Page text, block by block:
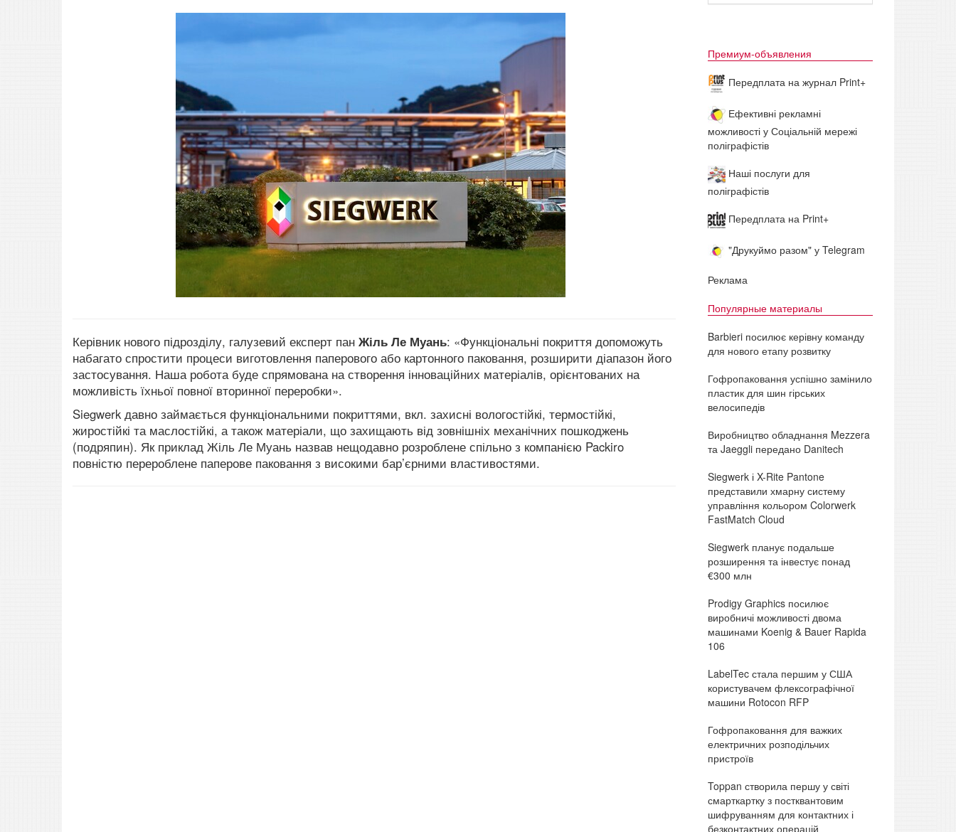
Керівник нового підрозділу, галузевий експерт пан Жіль Ле Муань: «Функціональні покриття допоможуть
набагато спростити процеси виготовлення паперового або картонного паковання, розширити діапазон його
застосування. Наша робота буде спрямована на створення інноваційних матеріалів, орієнтованих на
можливість їхньої повної вторинної переробки».
Siegwerk давно займається функціональними покриттями, вкл. захисні вологостійкі, термостійкі,
жиростійкі та маслостійкі, а також матеріали, що захищають від зовнішніх механічних пошкоджень
(подряпин). Як приклад Жіль Ле Муань назвав нещодавно розроблене спільно з компанією Packiro
повністю перероблене паперове паковання з високими бар’єрними властивостями.
Премиум-объявления
Передплата на журнал Print+
Ефективні рекламні
можливості у Соціальній мережі
поліграфістів
Наші послуги для
поліграфістів
Передплата на Print+
"Друкуймо разом" у Telegram
Реклама
Популярные материалы
Barbieri посилює керівну команду
для нового етапу розвитку
Гофропаковання успішно замінило
пластик для шин гірських
велосипедів
Виробництво обладнання Mezzera
та Jaeggli передано Danitech
Siegwerk і X-Rite Pantone
представили хмарну систему
управління кольором Colorwerk
FastMatch Cloud
Siegwerk планує подальше
розширення та інвестує понад
€300 млн
Prodigy Graphics посилює
виробничі можливості двома
машинами Koenig & Bauer Rapida
106
LabelTec стала першим у США
користувачем флексографічної
машини Rotocon RFP
Гофропаковання для важких
електричних розподільчих
пристроїв
Toppan створила першу у світі
смарткартку з постквантовим
шифруванням для контактних і
безконтактних операцій